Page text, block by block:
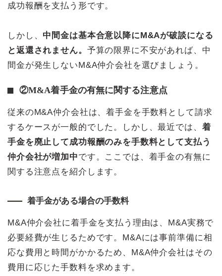
成功報酬を支払う形です。
しかし、 中間金は基本合意以降にM&Aが破談になる
と返還されません。 予算の限界に不安があれば、中
間金が発生しないM&A仲介会社を選びましょう。
②M&A着手金の有無に関する注意点
従来のM&A仲介会社は、着手金を手数料として請求
するケースが一般的でした。しかし、最近では、 着
手金を廃止して成功報酬のみを手数料として支払う
仲介会社が増加中です。ここでは、着手金の有無に
関する注意点を紹介します。
着手金がある場合の手数料
M&A仲介会社に着手金を支払う理由は、M&A実務で
必要経費が生じるためです。M&Aには事前準備に相
応な費用と時間がかかるため、M&A仲介会社はその
費用に応じた手数料を求めます。